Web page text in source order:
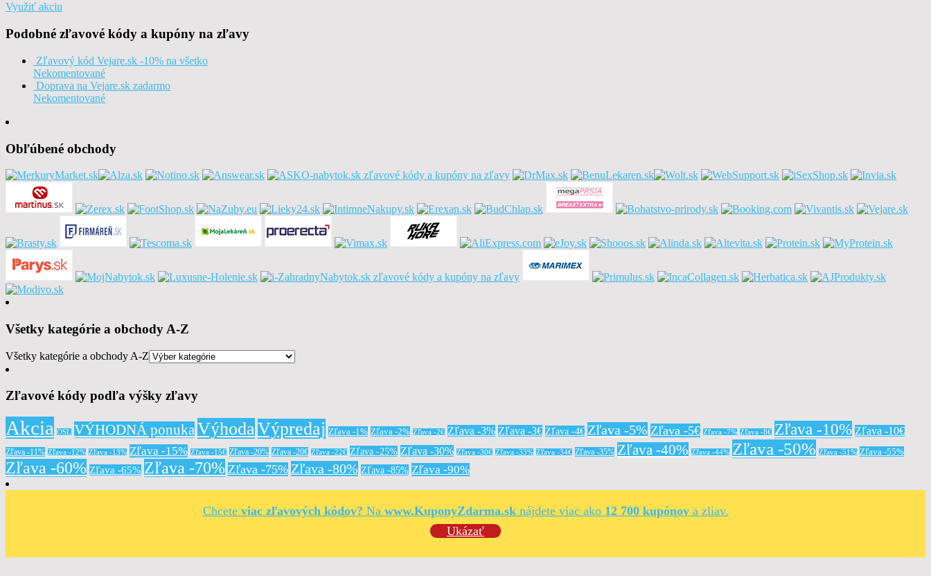
Využiť akciu
Podobné zľavové kódy a kupóny na zľavy
Zľavový kód Vejare.sk -10% na všetko
Nekomentované
Doprava na Vejare.sk zadarmo
Nekomentované
Obľúbené obchody
Všetky kategórie a obchody A-Z
Všetky kategórie a obchody A-Z
Zľavové kódy podľa výšky zľavy
Akcia OSL VÝHODNÁ ponukaVýhodaVýpredaj Zľava -1% Zľava -2% Zľava -2€ Zľava -3% Zľava -3€ Zľava -4€ Zľava -5% Zľava -5€ Zľava -7% Zľava -8€ Zľava -10% Zľava -10€
Zľava -11% Zľava -12% Zľava -13% Zľava -15% Zľava -15€ Zľava -20% Zľava -20€ Zľava -22€ Zľava -25% Zľava -30% Zľava -30€ Zľava -33% Zľava -34€ Zľava -35% Zľava -40% Zľava -44% Zľava -50% Zľava -51% Zľava -55%
Zľava -60% Zľava -65% Zľava -70% Zľava -75% Zľava -80% Zľava -85% Zľava -90%
Chcete viac zľavových kódov? Na www.KuponyZdarma.sknájdete viac ako 12 700 kupónova zliav.
Ukázať